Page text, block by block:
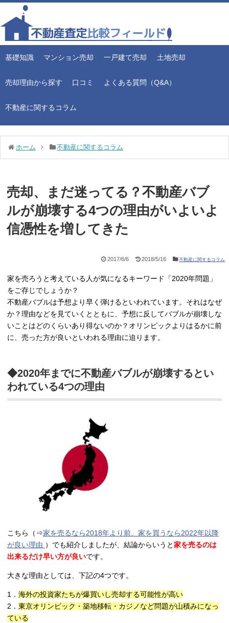
基礎知識 マンション売却 一戸建て売却 土地売却
売却理由から探す 口コミ よくある質問（Q&A）
不動産に関するコラム
ホーム 不動産に関するコラム
売却、まだ迷ってる？不動産バブ
ルが崩壊する4つの理由がいよいよ
信憑性を増してきた
2017/6/6 2018/5/16 不動産に関するコラム
家を売ろうと考えている人が気になるキーワード「2020年問題」
をご存じでしょうか？
不動産バブルは予想より早く弾けるといわれています。それはなぜ
か？理由などを見ていくとともに、予想に反してバブルが崩壊しな
いことはどのくらいあり得ないのか？オリンピックよりはるかに前
に、売った方が良いといわれる理由に迫ります。
◆2020年までに不動産バブルが崩壊するとい
われている4つの理由
こちら（⇒家を売るなら2018年より前、家を買うなら2022年以降
が良い理由 ）でも紹介しましたが、結論からいうと家を売るのは
出来るだけ早い方が良いです。
大きな理由としては、下記の4つです。
1． 海外の投資家たちが爆買いし売却する可能性が高い
2． 東京オリンピック・築地移転・カジノなど問題が山積みになっ
ている